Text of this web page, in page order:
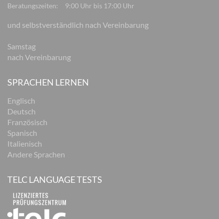
Beratungszeiten: 9:00 Uhr bis 17:00 Uhr
und selbstverständlich nach Vereinbarung
Samstag
nach Vereinbarung
SPRACHEN LERNEN
Englisch
Deutsch
Französisch
Spanisch
Italienisch
Andere Sprachen
TELC LANGUAGE TESTS